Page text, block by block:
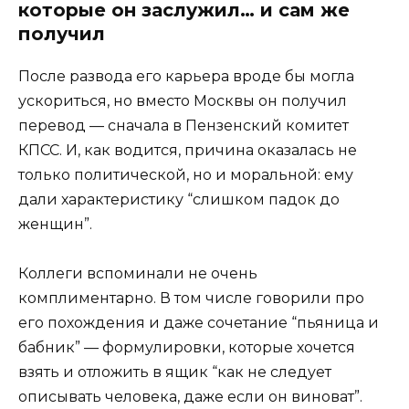
которые он заслужил… и сам же
получил
После развода его карьера вроде бы могла
ускориться, но вместо Москвы он получил
перевод — сначала в Пензенский комитет
КПСС. И, как водится, причина оказалась не
только политической, но и моральной: ему
дали характеристику “слишком падок до
женщин”.
Коллеги вспоминали не очень
комплиментарно. В том числе говорили про
его похождения и даже сочетание “пьяница и
бабник” — формулировки, которые хочется
взять и отложить в ящик “как не следует
описывать человека, даже если он виноват”.